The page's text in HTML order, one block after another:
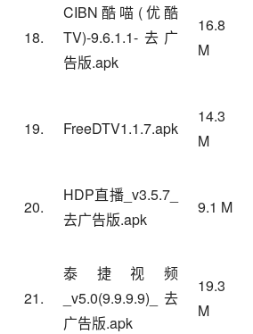
18.
CIBN 酷喵 (优酷
TV)-9.6.1.1-去广
告版.apk
16.8
M
19. FreeDTV1.1.7.apk
14.3
M
20.
HDP直播_v3.5.7_
去广告版.apk
9.1 M
21.
泰捷视频
_v5.0(9.9.9.9)_去
广告版.apk
19.3
M